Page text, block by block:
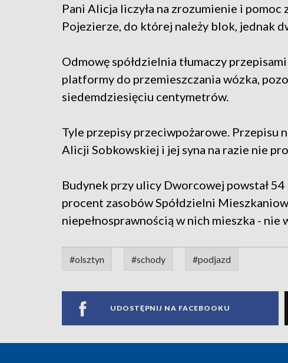
Pani Alicja liczyła na zrozumienie i
Pojezierze, do której należy blok, jednak
Odmowę spółdzielnia tłumaczy
platformy do przemieszczania wózka,
siedemdziesięciu centymetrów.
Tyle przepisy przeciwpożarowe. Przepisu
Alicji Sobkowskiej i jej syna na razie nie
Budynek przy ulicy Dworcowej powstał
procent zasobów Spółdzielni
niepełnosprawnością w nich mieszka - nie
#olsztyn #schody #podjazd
UDOSTĘPNIJ NA FACEBOOKU